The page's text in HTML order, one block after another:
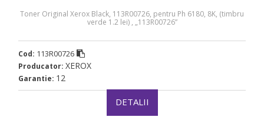
Toner Original Xerox Black, 113R00726, pentru Ph 6180, 8K, (timbru
verde 1.2 lei) , „113R00726”
Cod: 113R00726
Producator: XEROX
Garantie: 12
DETALII